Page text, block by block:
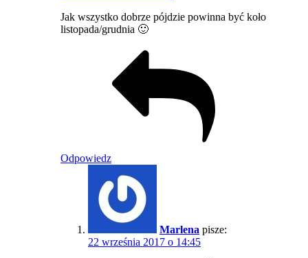
Jak wszystko dobrze pójdzie powinna być koło
listopada/grudnia 🙂
Odpowiedz
Marlena pisze:
22 września 2017 o 14:45